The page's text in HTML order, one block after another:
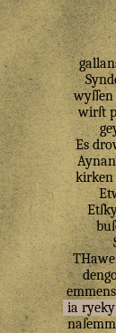
wyſſen
wirſt
Es
Aynan
kirken
THawe
emmens
ia ryeky